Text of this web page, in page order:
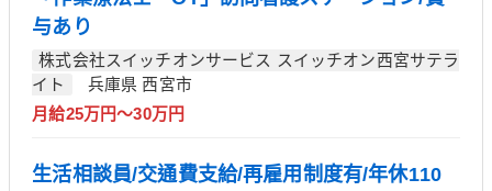
与あり
株式会社スイッチオンサービス スイッチオン西宮サテラ
イト
兵庫県 西宮市
月給25万円～30万円
生活相談員/交通費支給/再雇用制度有/年休110